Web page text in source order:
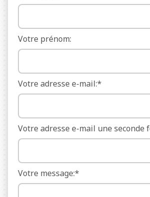
Votre prénom:
Votre adresse e-mail:*
Votre adresse e-mail une seconde
Votre message:*